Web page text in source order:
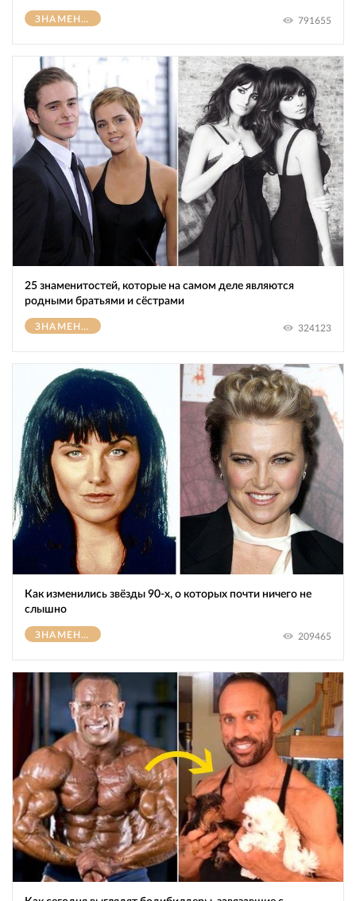
ЗНАМЕНИТОСТИ 791655
25 знаменитостей, которые на самом деле являются
родными братьями и сёстрами
ЗНАМЕНИТОСТИ 324123
Как изменились звёзды 90-х, о которых почти ничего не
слышно
ЗНАМЕНИТОСТИ 209465